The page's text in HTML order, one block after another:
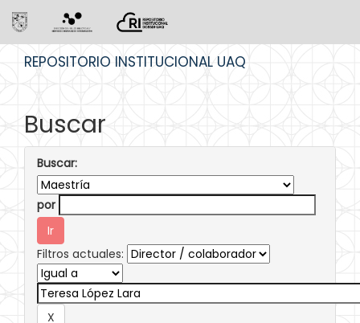
REPOSITORIO INSTITUCIONAL UAQ
Buscar
Buscar:
por
Filtros actuales: